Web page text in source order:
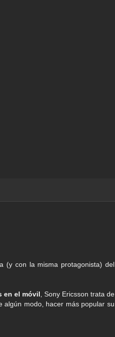
(y con la misma protagonista) del
en el móvil , Sony Ericsson trata de
algún modo, hacer más popular su